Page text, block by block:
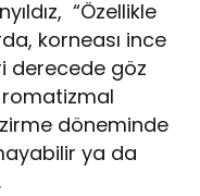
“Özellikle
korneası ince
derecede göz
romatizmal
döneminde
ya da